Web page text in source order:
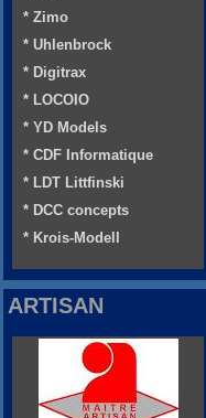
* Zimo
* Uhlenbrock
* Digitrax
* LOCOIO
* YD Models
* CDF Informatique
* LDT Littfinski
* DCC concepts
* Krois-Modell
ARTISAN